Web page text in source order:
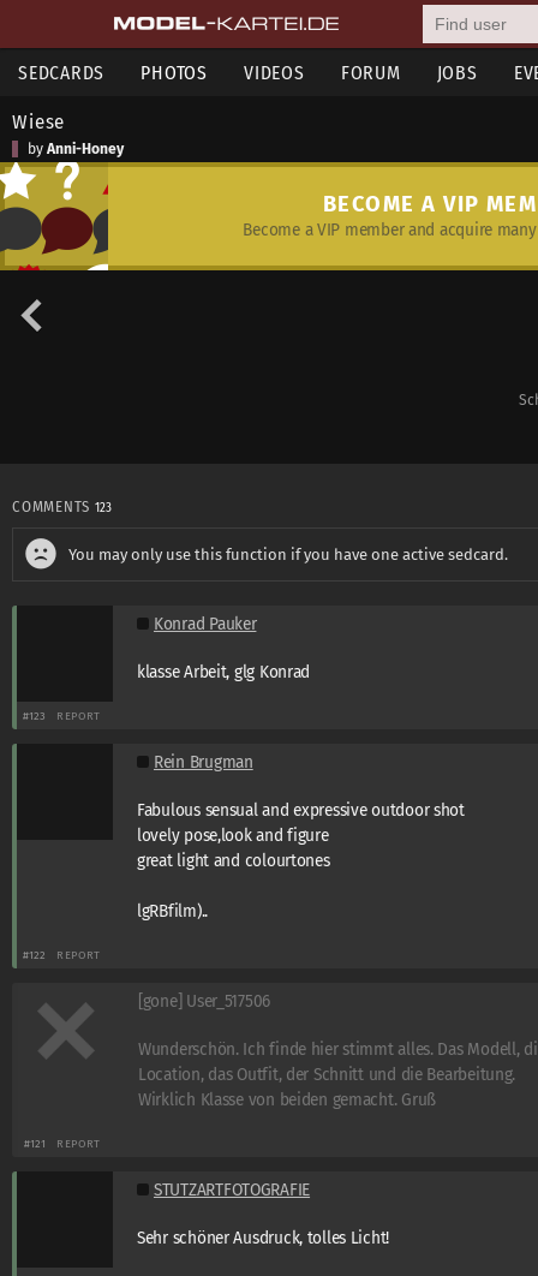
SEDCARDS PHOTOS VIDEOS FORUM JOBS
Wiese
by Anni-Honey
BECOME A VIP
Become a VIP member and acquire
COMMENTS 123
You may only use this function if you have one active sedcard.
Konrad Pauker
klasse Arbeit, glg Konrad
#123 REPORT
Rein Brugman
Fabulous sensual and expressive outdoor shot
lovely pose,look and figure
great light and colourtones
lgRBfilm)..
#122 REPORT
[gone] User_517506
Wunderschön. Ich finde hier stimmt alles. Das Modell,
Location, das Outfit, der Schnitt und die Bearbeitung.
Wirklich Klasse von beiden gemacht. Gruß
#121 REPORT
STUTZARTFOTOGRAFIE
Sehr schöner Ausdruck, tolles Licht!